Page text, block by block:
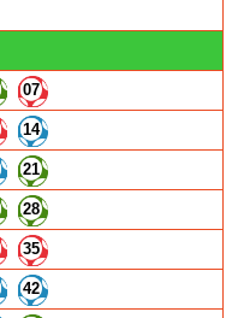
07
14
21
28
35
42